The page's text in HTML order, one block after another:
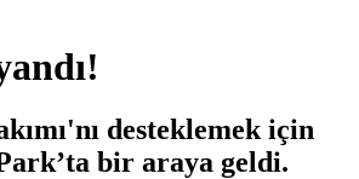
desteklemek için
bir araya geldi.